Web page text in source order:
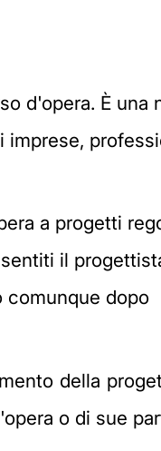
d'opera. È una
imprese,
a progetti
il
comunque dopo
della
o di sue